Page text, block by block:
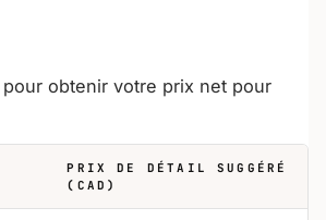
pour obtenir votre prix net pour
PRIX DE DÉTAIL SUGGÉRÉ
(CAD)